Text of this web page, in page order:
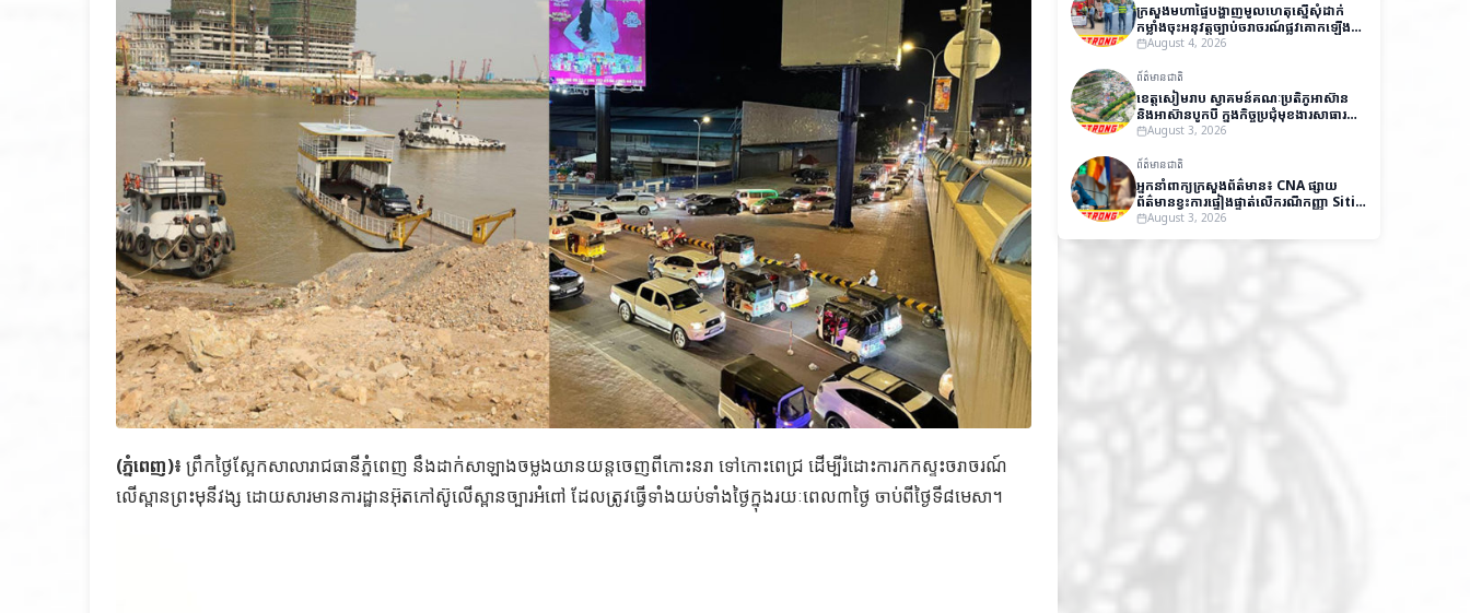
(ភ្នំពេញ)៖ ព្រឹកថ្ងៃស្អែកសាលារាជធានីភ្នំពេញ នឹងដាក់សាឡាងចម្លងយានយន្តចេញពីកោះនរា ទៅកោះពេជ្រ ដើម្បីរំដោះការកកស្ទះចរាចរណ៍
លើស្ពានព្រះមុនីវង្ស ដោយសារមានការដ្ឋានអ៊ុតកៅស៊ូលើស្ពានច្បារអំពៅ ដែលត្រូវធ្វើទាំងយប់ទាំងថ្ងៃក្នុងរយៈពេល៣ថ្ងៃ ចាប់ពីថ្ងៃទី៨មេសា។
ក្រសួងមហាផ្ទៃបង្ហាញមូលហេតុស្នើសុំដាក់
កម្លាំងចុះអនុវត្តច្បាប់ចរាចរណ៍ផ្លូវគោកឡើង
វិញAugust 4, 2026
ព័ត៌មានជាតិ
ខេត្តសៀមរាប ស្វាគមន៍គណៈប្រតិភូអាស៊ាន
និងអាស៊ានបូកបី ក្នុងកិច្ចប្រជុំមុខងារសាធារណៈ
និងវេទិកាស្តីពីអភិបាលកិច្ចល្អ
August 3, 2026
ព័ត៌មានជាតិ
អ្នកនាំពាក្យក្រសួងព័ត៌មាន៖ CNA ផ្សាយ
ព័ត៌មានខ្វះការផ្ទៀងផ្ទាត់លើករណីកញ្ញា Siti
Aishah បង្កឱ្យមានការយល់ច្រឡំ និងប៉ះ
August 3, 2026